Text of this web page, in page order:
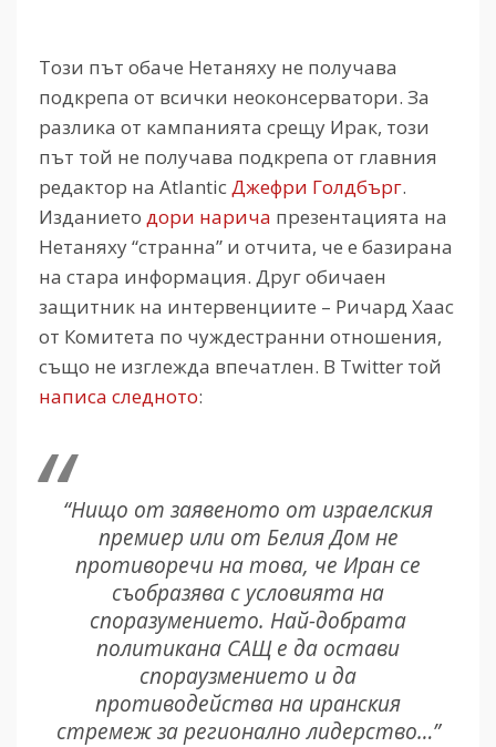
Този път обаче Нетаняху не получава
подкрепа от всички неоконсерватори. За
разлика от кампанията срещу Ирак, този
път той не получава подкрепа от главния
редактор на AtlanticДжефри Голдбърг.
Изданието дори нарича презентацията на
Нетаняху “странна” и отчита, че е базирана
на стара информация. Друг обичаен
защитник на интервенциите – Ричард Хаас
от Комитета по чуждестранни отношения,
също не изглежда впечатлен. В Twitter той
написа следното:
“Нищо от заявеното от израелския
премиер или от Белия Дом не
противоречи на това, че Иран се
съобразява с условията на
споразумението. Най-добрата
политикана САЩ е да остави
спораузмението и да
противодейства на иранския
стремеж за регионално лидерство…”